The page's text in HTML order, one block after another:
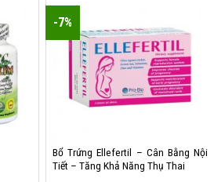
-7%
Bổ Trứng Ellefertil – Cân Bằng Nội
Tiết – Tăng Khả Năng Thụ Thai